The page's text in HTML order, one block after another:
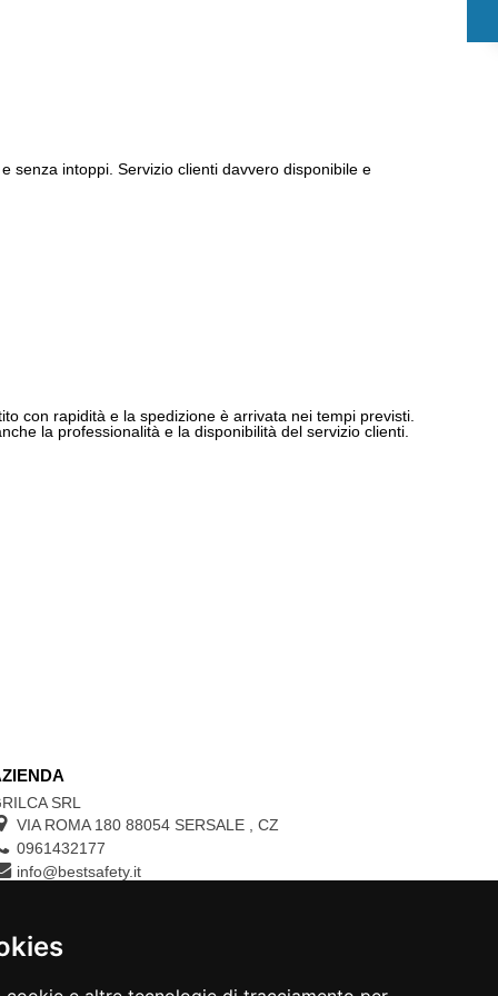
senza intoppi. Servizio clienti davvero disponibile e
con rapidità e la spedizione è arrivata nei tempi previsti.
la professionalità e la disponibilità del servizio clienti.
SRL
VIA ROMA 180 88054 SERSALE
CZ
0961432177
info@bestsafety.it
CONTROLLA LO STATO DEL TUO ORDINE